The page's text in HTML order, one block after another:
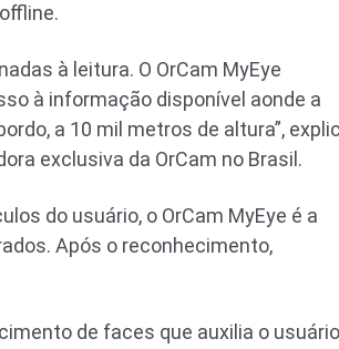
à leitura. O OrCam MyEye
à informação disponível aonde a
a 10 mil metros de altura”,
exclusiva da OrCam no Brasil.
do usuário, o OrCam MyEye é a
Após o reconhecimento,
de faces que auxilia o usuário